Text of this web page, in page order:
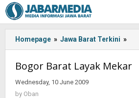
Skip
to
content
Homepage » Jawa Barat Terkini »
-
Bogor Barat Layak Mekar
Wednesday, 10 June 2009
by Oban